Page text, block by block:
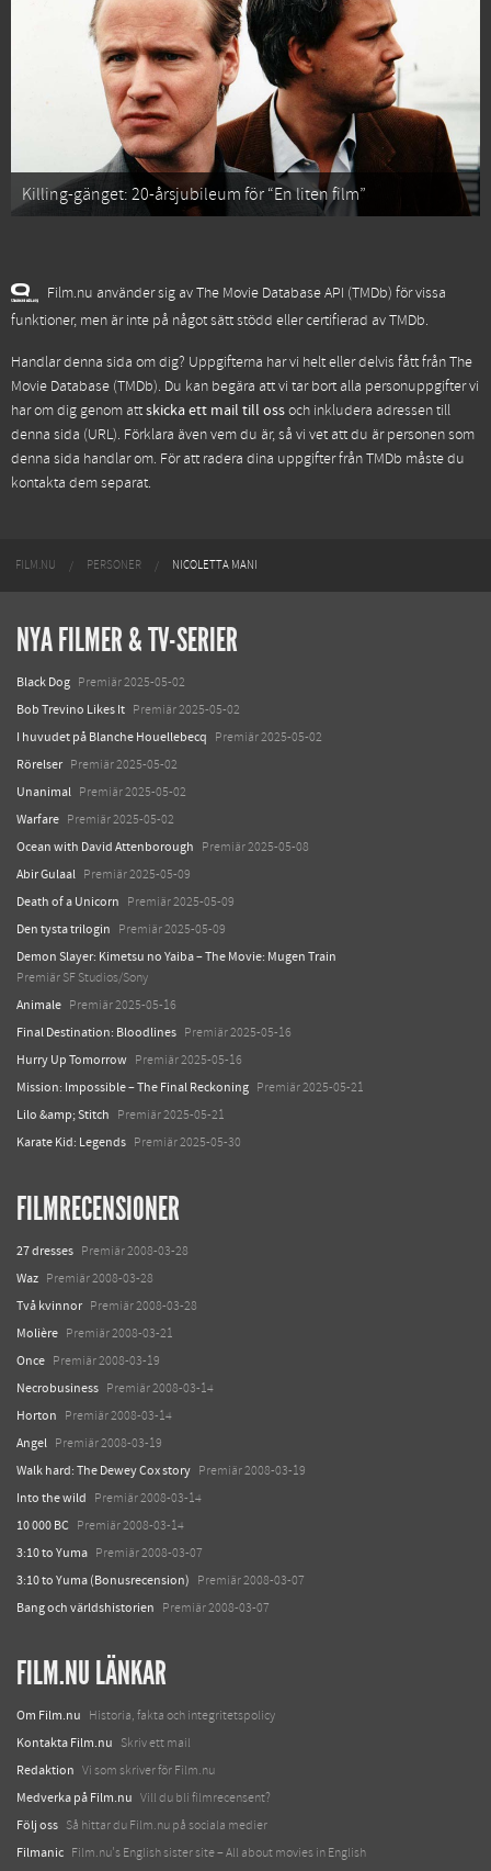
Killing-gänget: 20-årsjubileum för “En liten film”
Film.nu använder sig av The Movie Database API (TMDb) för vissa
funktioner, men är inte på något sätt stödd eller certifierad av TMDb.
Handlar denna sida om dig? Uppgifterna har vi helt eller delvis fått frånThe
Movie Database (TMDb). Du kan begära att vi tar bort alla personuppgifter vi
har om dig genom attskicka ett mail till ossoch inkludera adressen till
denna sida (URL). Förklara även vem du är, så vi vet att du är personen som
denna sida handlar om. För att radera dina uppgifter från TMDb måste du
kontakta dem separat.
FILM.NU PERSONER NICOLETTA MANI
NYA FILMER & TV-SERIER
Black Dog Premiär 2025-05-02
Bob Trevino Likes It Premiär 2025-05-02
I huvudet på Blanche Houellebecq Premiär 2025-05-02
Rörelser Premiär 2025-05-02
Unanimal Premiär 2025-05-02
Warfare Premiär 2025-05-02
Ocean with David Attenborough Premiär 2025-05-08
Abir Gulaal Premiär 2025-05-09
Death of a Unicorn Premiär 2025-05-09
Den tysta trilogin Premiär 2025-05-09
Demon Slayer: Kimetsu no Yaiba – The Movie: Mugen Train
Premiär SF Studios/Sony
Animale Premiär 2025-05-16
Final Destination: Bloodlines Premiär 2025-05-16
Hurry Up Tomorrow Premiär 2025-05-16
Mission: Impossible – The Final Reckoning Premiär 2025-05-21
Lilo &amp; Stitch Premiär 2025-05-21
Karate Kid: Legends Premiär 2025-05-30
FILMRECENSIONER
27 dresses Premiär 2008-03-28
Waz Premiär 2008-03-28
Två kvinnor Premiär 2008-03-28
Molière Premiär 2008-03-21
Once Premiär 2008-03-19
Necrobusiness Premiär 2008-03-14
Horton Premiär 2008-03-14
Angel Premiär 2008-03-19
Walk hard: The Dewey Cox story Premiär 2008-03-19
Into the wild Premiär 2008-03-14
10 000 BC Premiär 2008-03-14
3:10 to Yuma Premiär 2008-03-07
3:10 to Yuma (Bonusrecension) Premiär 2008-03-07
Bang och världshistorien Premiär 2008-03-07
FILM.NU LÄNKAR
Om Film.nu Historia, fakta och integritetspolicy
Kontakta Film.nu Skriv ett mail
Redaktion Vi som skriver för Film.nu
Medverka på Film.nu Vill du bli filmrecensent?
Följ oss Så hittar du Film.nu på sociala medier
Filmanic Film.nu's English sister site – All about movies in English